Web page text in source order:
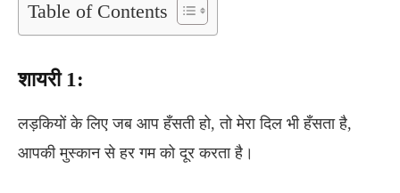
Table of Contents
शायरी 1:
लड़कियों के लिए जब आप हँसती हो, तो मेरा दिल भी हँसता है,
आपकी मुस्कान से हर गम को दूर करता है।